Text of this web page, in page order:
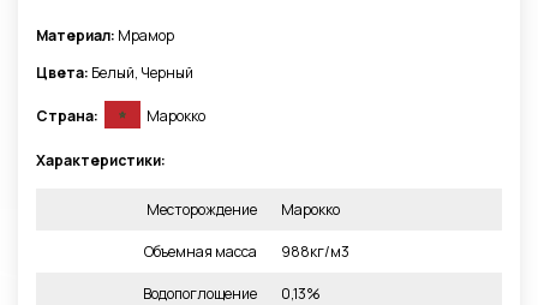
Материал: Мрамор
Цвета: Белый, Черный
Страна: Марокко
Характеристики:
Месторождение Марокко
Объемная масса 988кг/м3
Водопоглощение 0,13%